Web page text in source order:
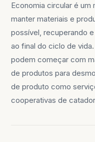
Economia circular é
manter materiais e
possível, recuperando
ao final do ciclo de
podem começar com
de produtos para
de produto como
cooperativas de